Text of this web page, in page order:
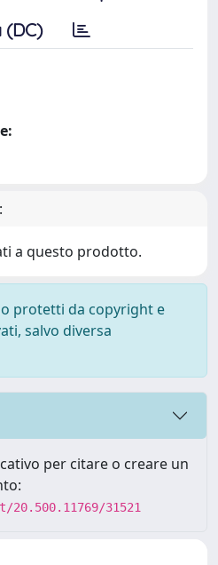
(DC)
a questo prodotto.
protetti da copyright e
salvo diversa
per citare o creare un
31521